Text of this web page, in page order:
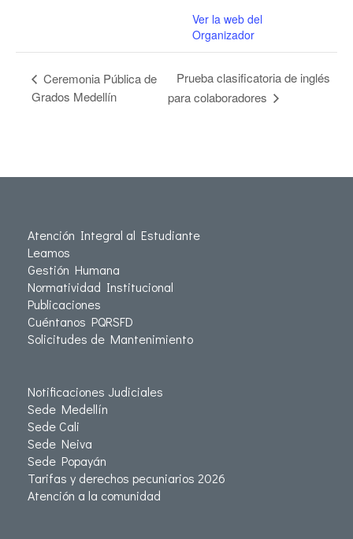
Ver la web del
Organizador
Ceremonia Pública de
Grados Medellín
Prueba clasificatoria de inglés
para colaboradores
Atención Integral al Estudiante
Leamos
Gestión Humana
Normatividad Institucional
Publicaciones
Cuéntanos PQRSFD
Solicitudes de Mantenimiento
Notificaciones Judiciales
Sede Medellín
Sede Cali
Sede Neiva
Sede Popayán
Tarifas y derechos pecuniarios 2026
Atención a la comunidad